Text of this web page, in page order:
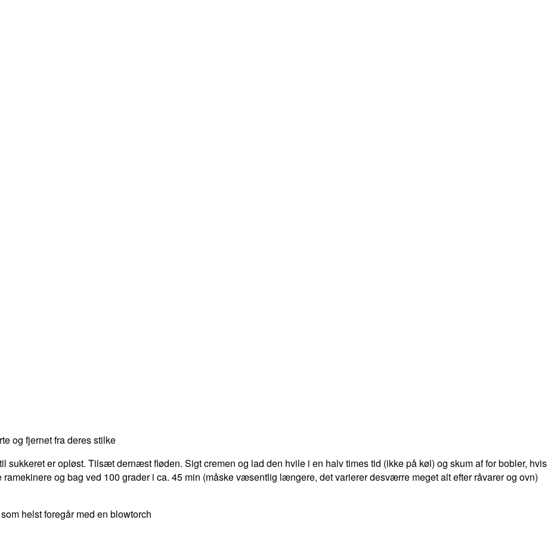
og fjernet fra deres stilke
er opløst. Tilsæt dernæst fløden. Sigt cremen og lad den hvile i en halv times tid (ikke på køl) og skum af for bobler, hvis
og bag ved 100 grader i ca. 45 min (måske væsentlig længere, det varierer desværre meget alt efter råvarer og ovn)
helst foregår med en blowtorch